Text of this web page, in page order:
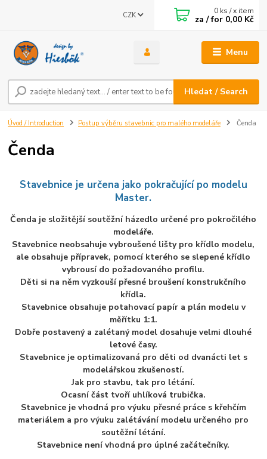
Menu
CZK
Hledat / Search
0 ks / x item
za / for 0,00 Kč
Úvod / Introduction Postup výběru stavebnic pro malého modeláře Čenda
Čenda
Stavebnice je určena jako pokračující po modelu
Master.
Čenda je složitější soutěžní házedlo určené pro pokročilého
modeláře.
Stavebnice neobsahujevybroušené lišty pro křídlo modelu,
ale obsahuje přípravek, pomocí kterého se slepené křídlo
vybrousí do požadovaného profilu.
Děti si na něm vyzkouší přesné broušení konstrukčního
křídla.
Stavebnice obsahuje potahovací papír a plán modelu v
měřítku 1:1.
Dobře postavený a zalétaný model dosahuje velmi dlouhé
letové časy.
Stavebnice je optimalizovaná pro děti od dvanácti let s
modelářskou zkušeností.
Jak pro stavbu, tak pro létání.
Ocasní část tvoří uhlíková trubička.
Stavebnice je vhodná pro výuku přesné práce s křehčím
materiálem a pro výuku zalétávání modelu určeného pro
soutěžní létání.
Stavebnice není vhodná pro úplné začátečníky.